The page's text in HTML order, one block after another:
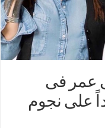
عمر فى
على نجوم